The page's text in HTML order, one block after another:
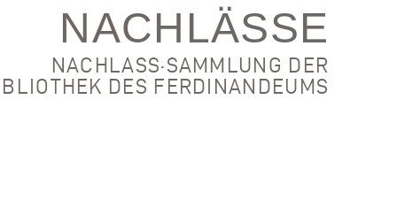
NACHLÄSSE
NACHLASS·SAMMLUNG DER
DES FERDINANDEUMS